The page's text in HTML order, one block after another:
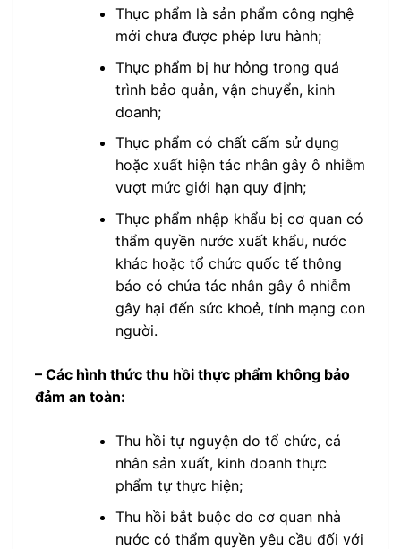
Thực phẩm là sản phẩm công nghệ
mới chưa được phép lưu hành;
Thực phẩm bị hư hỏng trong quá
trình bảo quản, vận chuyển, kinh
doanh;
Thực phẩm có chất cấm sử dụng
hoặc xuất hiện tác nhân gây ô nhiễm
vượt mức giới hạn quy định;
Thực phẩm nhập khẩu bị cơ quan có
thẩm quyền nước xuất khẩu, nước
khác hoặc tổ chức quốc tế thông
báo có chứa tác nhân gây ô nhiễm
gây hại đến sức khoẻ, tính mạng con
người.
– Các hình thức thu hồi thực phẩm không bảo
đảm an toàn:
Thu hồi tự nguyện do tổ chức, cá
nhân sản xuất, kinh doanh thực
phẩm tự thực hiện;
Thu hồi bắt buộc do cơ quan nhà
nước có thẩm quyền yêu cầu đối với